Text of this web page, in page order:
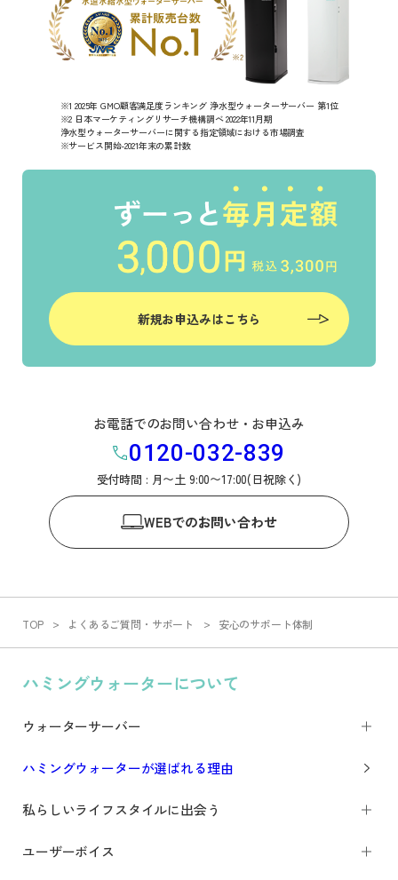
※1 2025年 GMO顧客満足度ランキング 浄水型ウォーターサーバー 第1位
※2 日本マーケティングリサーチ機構調べ 2022年11月期
浄水型ウォーターサーバーに関する指定領域における市場調査
※サービス開始-2021年末の累計数
新規お申込みはこちら
お電話でのお問い合わせ・お申込み
0120-032-839
受付時間 : 月〜土 9:00〜17:00(日祝除く)
WEBでのお問い合わせ
TOP よくあるご質問・サポート 安心のサポート体制
ハミングウォーターについて
ウォーターサーバー
ハミングウォーターが選ばれる理由
私らしいライフスタイルに出会う
ユーザーボイス